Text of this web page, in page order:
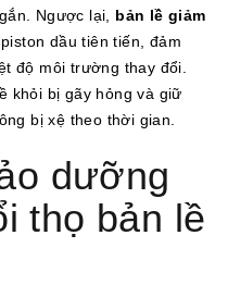
Ngược lại, bản lề giảm
dầu tiên tiến, đảm
độ môi trường thay đổi.
khỏi bị gãy hỏng và giữ
bị xệ theo thời gian.
dưỡng
thọ bản lề